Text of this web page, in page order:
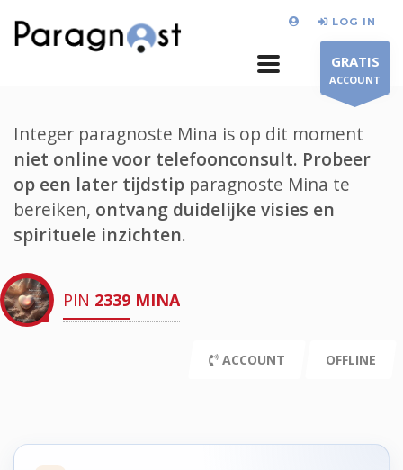
LOG IN
GRATIS
ACCOUNT
Integer paragnoste Mina is op dit moment
niet online voor telefoonconsult. Probeer
op een later tijdstip paragnoste Mina te
bereiken, ontvang duidelijke visies en
spirituele inzichten.
PIN 2339 MINA
ACCOUNT OFFLINE